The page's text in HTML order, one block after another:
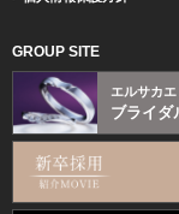
GROUP SITE
エルサカエ
ブライダ